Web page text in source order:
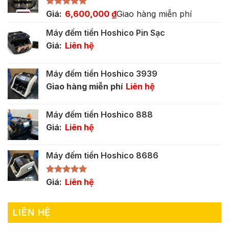
Được xếp
5.00
5 sao
Giá: 6,600,000 ₫Giao hàng miễn phí
Máy đếm tiền Hoshico Pin Sạc
Giá: Liên hệ
Máy đếm tiền Hoshico 3939
Giao hàng miễn phí Liên hệ
Máy đếm tiền Hoshico 888
Giá: Liên hệ
Máy đếm tiền Hoshico 8686
Được xếp
Giá: Liên hệ
LIÊN HỆ